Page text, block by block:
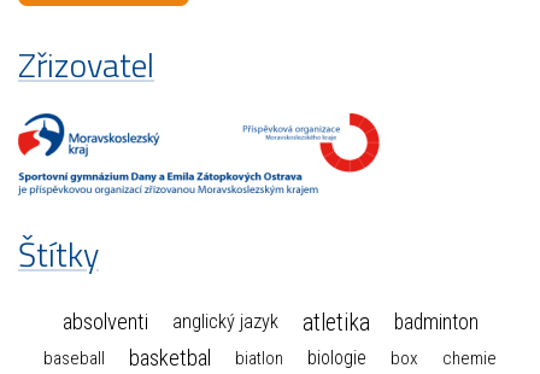
Zřizovatel
Štítky
absolventi anglický jazyk atletika badminton
baseball basketbal biatlon biologie box chemie